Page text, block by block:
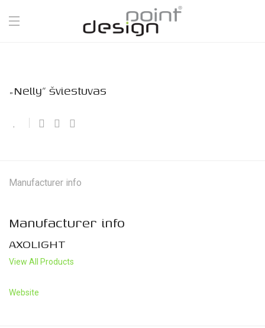
„Nelly” šviestuvas
Manufacturer info
Manufacturer info
AXOLIGHT
View All Products
Website